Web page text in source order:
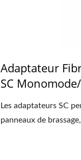
Adaptateur
SC
Les adaptateurs SC
panneaux de